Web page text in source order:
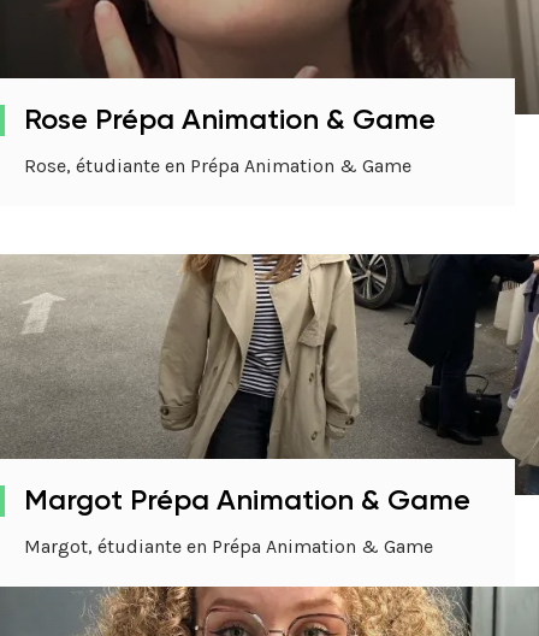
Rose Prépa Animation & Game
Rose, étudiante en Prépa Animation & Game
Margot Prépa Animation & Game
Margot, étudiante en Prépa Animation & Game